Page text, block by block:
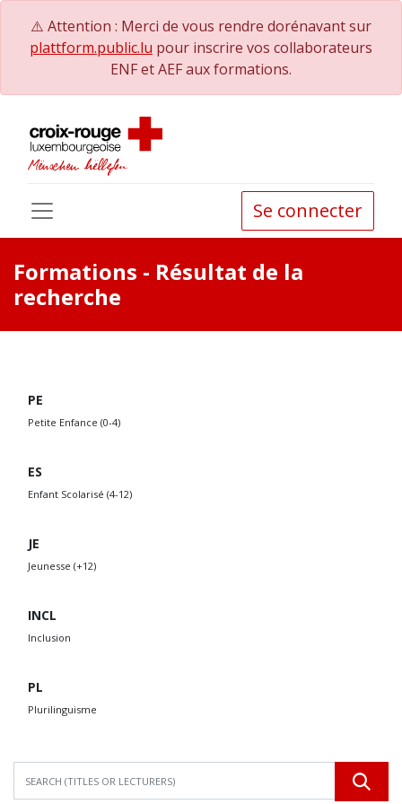
⚠️ Attention : Merci de vous rendre dorénavant sur
plattform.public.lu pour inscrire vos collaborateurs
ENF et AEF aux formations.
Se connecter
Formations - Résultat de la
recherche
PE
Petite Enfance (0-4)
ES
Enfant Scolarisé (4-12)
JE
Jeunesse (+12)
INCL
Inclusion
PL
Plurilinguisme